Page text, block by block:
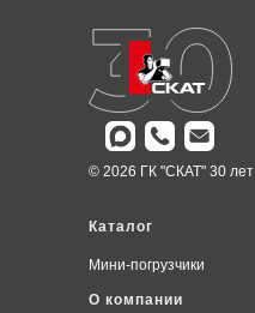
Каталог
Мини-погрузчики
О компании
© 2026 ГК "СКАТ" 30 лет